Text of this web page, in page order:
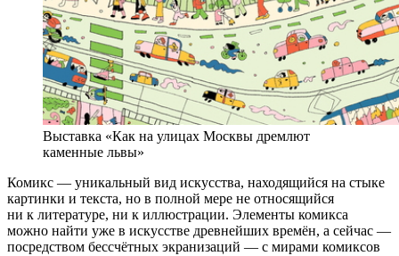
Выставка «Как на улицах Москвы дремлют
каменные львы»
Комикс — уникальный вид искусства, находящийся на стыке
картинки и текста, но в полной мере не относящийся
ни к литературе, ни к иллюстрации. Элементы комикса
можно найти уже в искусстве древнейших времён, а сейчас —
посредством бессчётных экранизаций — с мирами комиксов